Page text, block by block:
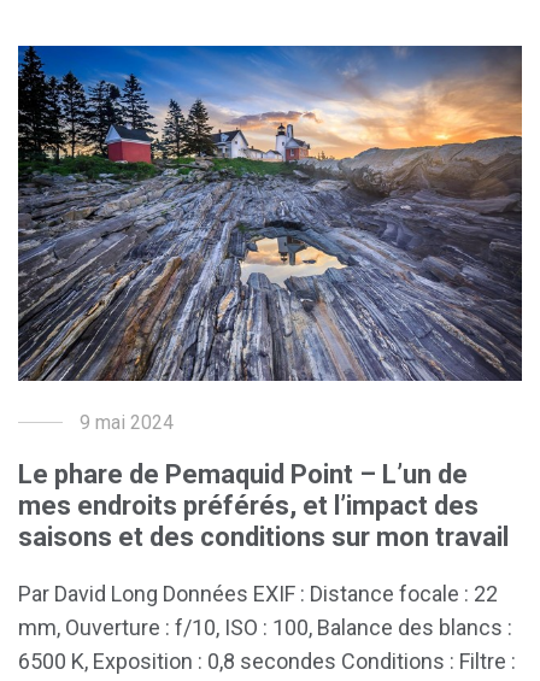
9 mai 2024
Le phare de Pemaquid Point – L’un de
mes endroits préférés, et l’impact des
saisons et des conditions sur mon travail
Par David Long Données EXIF : Distance focale : 22
mm, Ouverture : f/10, ISO : 100, Balance des blancs :
6500 K, Exposition : 0,8 secondes Conditions : Filtre :